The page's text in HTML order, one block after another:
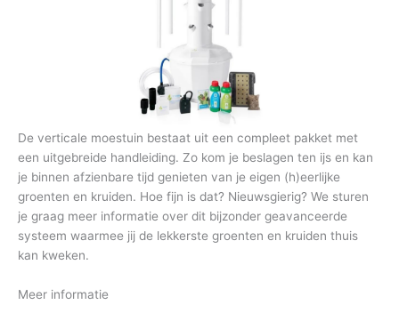
De verticale moestuin bestaat uit een compleet pakket met
een uitgebreide handleiding. Zo kom je beslagen ten ijs en kan
je binnen afzienbare tijd genieten van je eigen (h)eerlijke
groenten en kruiden. Hoe fijn is dat? Nieuwsgierig? We sturen
je graag meer informatie over dit bijzonder geavanceerde
systeem waarmee jij de lekkerste groenten en kruiden thuis
kan kweken.
Meer informatie